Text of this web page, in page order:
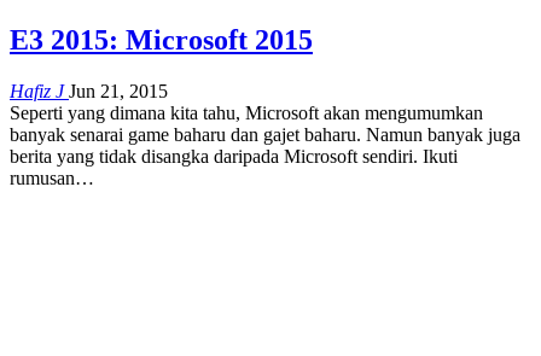
E3 2015: Microsoft 2015
Hafiz JJun 21, 2015
Seperti yang dimana kita tahu, Microsoft akan mengumumkan
banyak senarai game baharu dan gajet baharu. Namun banyak juga
berita yang tidak disangka daripada Microsoft sendiri. Ikuti
rumusan…